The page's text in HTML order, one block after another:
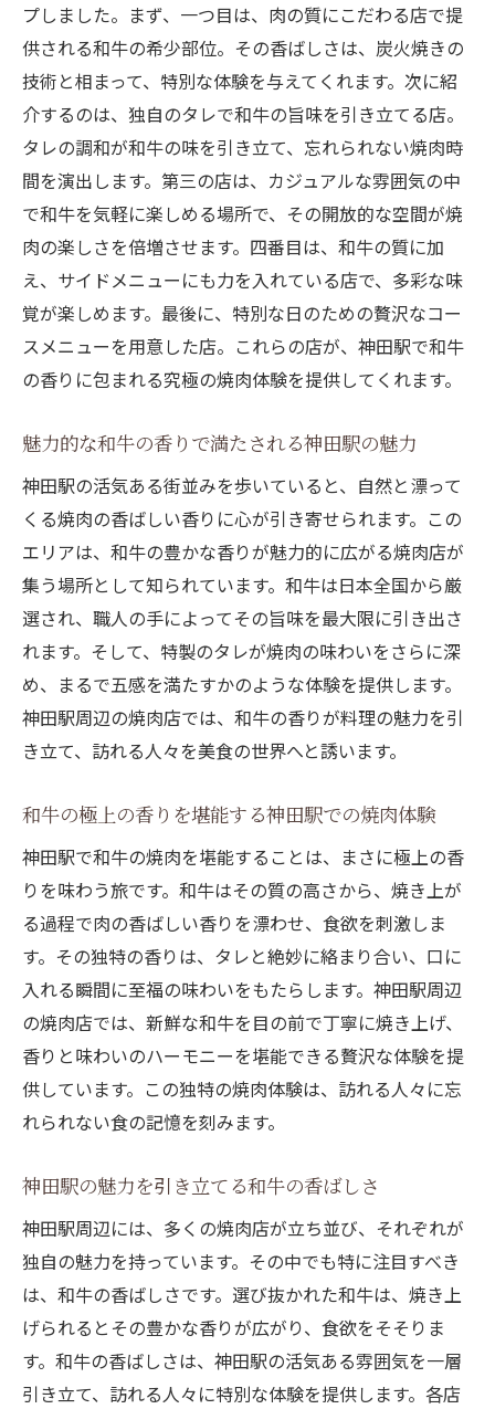
プしました。まず、一つ目は、肉の質にこだわる店で提
供される和牛の希少部位。その香ばしさは、炭火焼きの
技術と相まって、特別な体験を与えてくれます。次に紹
介するのは、独自のタレで和牛の旨味を引き立てる店。
タレの調和が和牛の味を引き立て、忘れられない焼肉時
間を演出します。第三の店は、カジュアルな雰囲気の中
で和牛を気軽に楽しめる場所で、その開放的な空間が焼
肉の楽しさを倍増させます。四番目は、和牛の質に加
え、サイドメニューにも力を入れている店で、多彩な味
覚が楽しめます。最後に、特別な日のための贅沢なコー
スメニューを用意した店。これらの店が、神田駅で和牛
の香りに包まれる究極の焼肉体験を提供してくれます。
魅力的な和牛の香りで満たされる神田駅の魅力
神田駅の活気ある街並みを歩いていると、自然と漂って
くる焼肉の香ばしい香りに心が引き寄せられます。この
エリアは、和牛の豊かな香りが魅力的に広がる焼肉店が
集う場所として知られています。和牛は日本全国から厳
選され、職人の手によってその旨味を最大限に引き出さ
れます。そして、特製のタレが焼肉の味わいをさらに深
め、まるで五感を満たすかのような体験を提供します。
神田駅周辺の焼肉店では、和牛の香りが料理の魅力を引
き立て、訪れる人々を美食の世界へと誘います。
和牛の極上の香りを堪能する神田駅での焼肉体験
神田駅で和牛の焼肉を堪能することは、まさに極上の香
りを味わう旅です。和牛はその質の高さから、焼き上が
る過程で肉の香ばしい香りを漂わせ、食欲を刺激しま
す。その独特の香りは、タレと絶妙に絡まり合い、口に
入れる瞬間に至福の味わいをもたらします。神田駅周辺
の焼肉店では、新鮮な和牛を目の前で丁寧に焼き上げ、
香りと味わいのハーモニーを堪能できる贅沢な体験を提
供しています。この独特の焼肉体験は、訪れる人々に忘
れられない食の記憶を刻みます。
神田駅の魅力を引き立てる和牛の香ばしさ
神田駅周辺には、多くの焼肉店が立ち並び、それぞれが
独自の魅力を持っています。その中でも特に注目すべき
は、和牛の香ばしさです。選び抜かれた和牛は、焼き上
げられるとその豊かな香りが広がり、食欲をそそりま
す。和牛の香ばしさは、神田駅の活気ある雰囲気を一層
引き立て、訪れる人々に特別な体験を提供します。各店